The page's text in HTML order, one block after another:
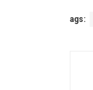
ags: